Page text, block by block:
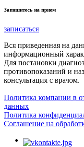
Запишитесь на прием
записаться
Вся приведенная на
информационный
Для постановки
противопоказаний и
консультация с врачом.
Политика компании в
данных
Политика
Соглашение на